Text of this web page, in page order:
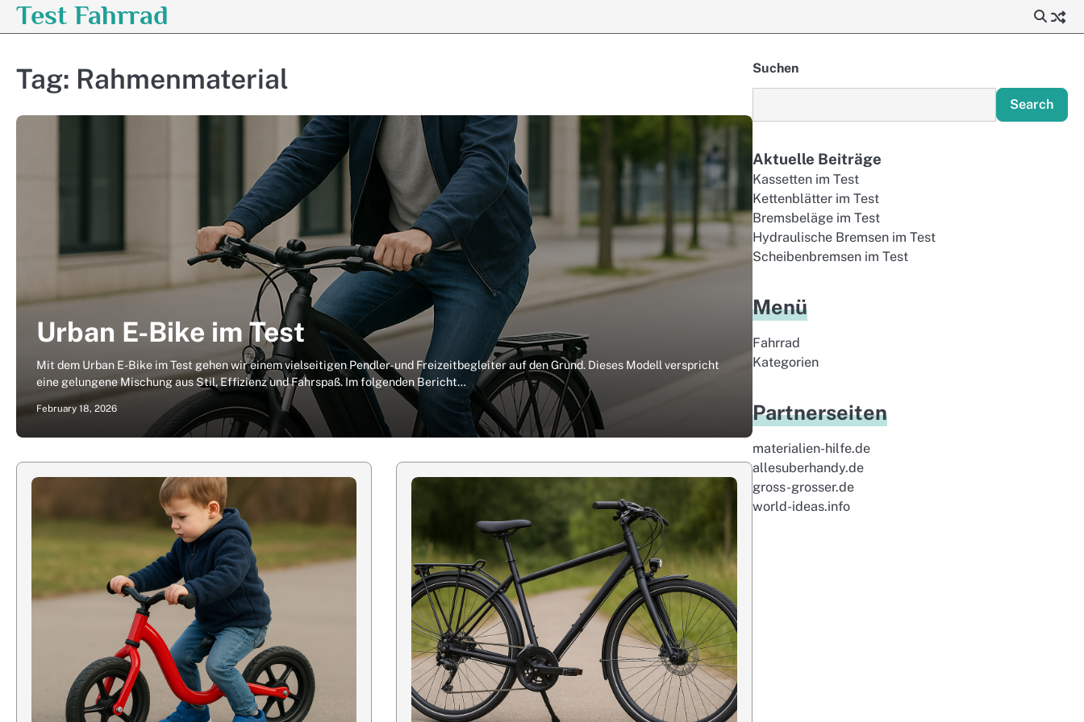
SkipTest Fahrrad
Tag: Rahmenmaterial
Urban E-Bike im Test
Mit dem Urban E-Bike im Test gehen wir einem vielseitigen Pendler- und Freizeitbegleiter auf den Grund. Dieses Modell verspricht
eine gelungene Mischung aus Stil, Effizienz und Fahrspaß. Im folgenden Bericht…
February 18, 2026
Suchen
Search
Aktuelle Beiträge
Kassetten im Test
Kettenblätter im Test
Bremsbeläge im Test
Hydraulische Bremsen im Test
Scheibenbremsen im Test
Menü
Fahrrad
Kategorien
Partnerseiten
materialien-hilfe.de
allesuberhandy.de
gross-grosser.de
world-ideas.info